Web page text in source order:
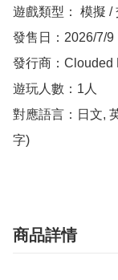
遊戲類型： 模擬 /
發售日：2026/7/9
發行商：Clouded
遊玩人數：1人
對應語言：日文,
字)
商品詳情